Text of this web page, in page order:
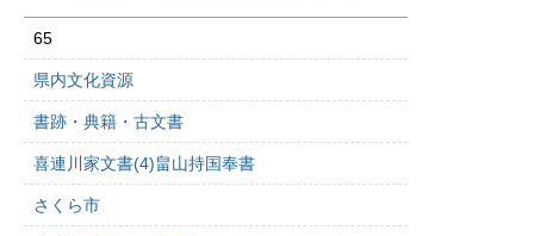
65
県内文化資源
書跡・典籍・古文書
喜連川家文書(4)畠山持国奉書
さくら市